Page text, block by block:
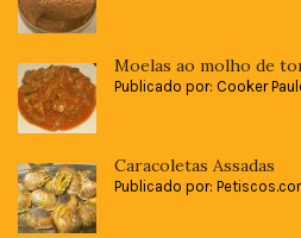
Moelas ao molho de
Publicado por: Cooker
Caracoletas Assadas
Publicado por: